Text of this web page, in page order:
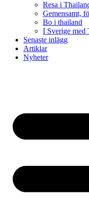
Resa i
Gemensamt,
Bo i thailand
I Sverige med
Senaste inlägg
Artiklar
Nyheter